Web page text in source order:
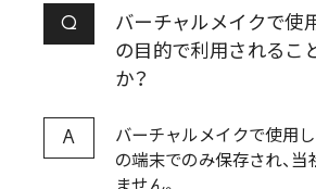
Q
バーチャルメイクで使
の目的で利用されるこ
か？
A
バーチャルメイクで使用
の端末でのみ保存され、
ません。